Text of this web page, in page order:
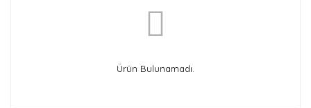
Ürün Bulunamadı.